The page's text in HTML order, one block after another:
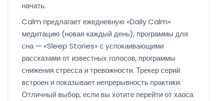
начать.
Calm предлагает ежедневную «Daily Calm»
медитацию (новая каждый день), программы для
сна — «Sleep Stories» с успокаивающими
рассказами от известных голосов, программы
снижения стресса и тревожности. Трекер серий
встроен и показывает непрерывность практики.
Отличный выбор, если вы хотите перейти от хаоса